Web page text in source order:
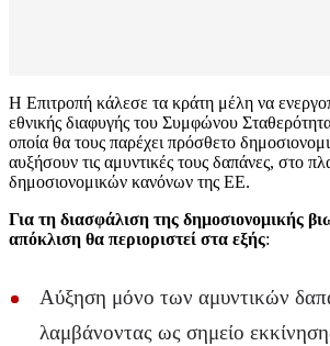
Η Επιτροπή κάλεσε τα κράτη μέλη να
εθνικής διαφυγής του Συμφώνου
οποία θα τους παρέχει πρόσθετο
αυξήσουν τις αμυντικές τους δαπάνες, στο
δημοσιονομικών κανόνων της ΕΕ.
Για τη διασφάλιση της δημοσιονομικής
απόκλιση θα περιοριστεί στα εξής:
Αύξηση μόνο των αμυντικών
λαμβάνοντας ως σημείο